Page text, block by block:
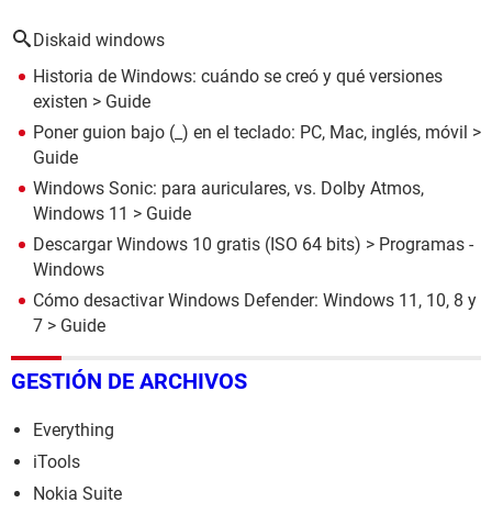
Diskaid windows
Historia de Windows: cuándo se creó y qué versiones
existen > Guide
Poner guion bajo (_) en el teclado: PC, Mac, inglés, móvil >
Guide
Windows Sonic: para auriculares, vs. Dolby Atmos,
Windows 11 > Guide
Descargar Windows 10 gratis (ISO 64 bits) > Programas -
Windows
Cómo desactivar Windows Defender: Windows 11, 10, 8 y
7 > Guide
GESTIÓN DE ARCHIVOS
Everything
iTools
Nokia Suite